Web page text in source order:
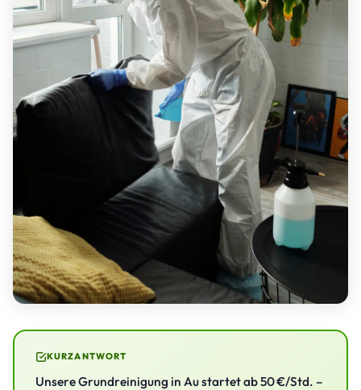
KURZANTWORT
Unsere Grundreinigung in Au startet ab 50 €/Std. –